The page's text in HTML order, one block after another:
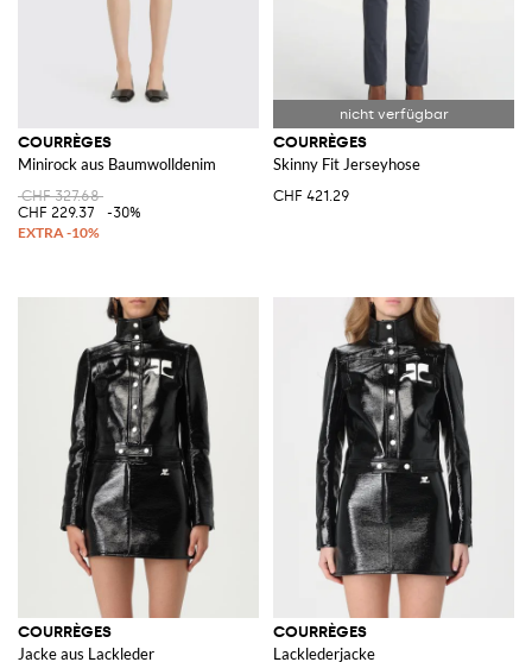
COURRÈGES
Minirock aus Baumwolldenim
CHF 327.68
CHF 229.37
-30%
COURRÈGES
Skinny Fit Jerseyhose
CHF 421.29
COURRÈGES
Jacke aus Lackleder
COURRÈGES
Lacklederjacke